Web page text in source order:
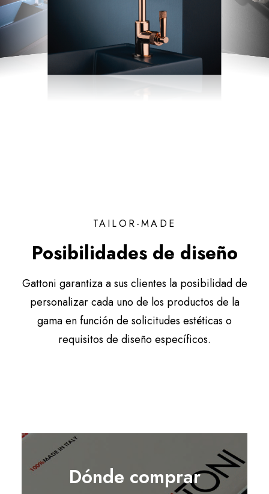
TAILOR-MADE
Posibilidades de diseño
Gattoni garantiza a sus clientes la posibilidad de
personalizar cada uno de los productos de la
gama en función de solicitudes estéticas o
requisitos de diseño específicos.
Dónde comprar